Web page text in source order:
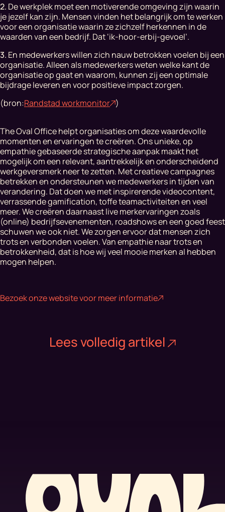
2. De werkplek moet een motiverende omgeving zijn waarin
je jezelf kan zijn. Mensen vinden het belangrijk om te werken
voor een organisatie waarin ze zichzelf herkennen in de
waarden van een bedrijf. Dat ‘ik-hoor-erbij-gevoel’.
3. En medewerkers willen zich nauw betrokken voelen bij een
organisatie. Alleen als medewerkers weten welke kant de
organisatie op gaat en waarom, kunnen zij een optimale
bijdrage leveren en voor positieve impact zorgen.
(bron:Randstad workmonitor )
The Oval Office helpt organisaties om deze waardevolle
momenten en ervaringen te creëren. Ons unieke, op
empathie gebaseerde strategische aanpak maakt het
mogelijk om een relevant, aantrekkelijk en onderscheidend
werkgeversmerk neer te zetten. Met creatieve campagnes
betrekken en ondersteunen we medewerkers in tijden van
verandering. Dat doen we met inspirerende videocontent,
verrassende gamification, toffe teamactiviteiten en veel
meer. We creëren daarnaast live merkervaringen zoals
(online) bedrijfsevenementen, roadshows en een goed feest
schuwen we ook niet. We zorgen ervoor dat mensen zich
trots en verbonden voelen. Van empathie naar trots en
betrokkenheid, dat is hoe wij veel mooie merken al hebben
mogen helpen.
Bezoek onze website voor meer informatie
Lees volledig artikel